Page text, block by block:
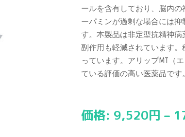
ールを含有しており、脳内
ーパミンが過剰な場合には
す。本製品は非定型抗精神
副作用も軽減されています
っています。アリップMT（
ている評価の高い医薬品です
価格: 9,520円 –